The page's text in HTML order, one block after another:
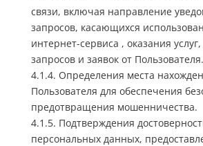
связи, включая направление
запросов, касающихся
интернет-сервиса , оказания
запросов и заявок от Пользователя.
4.1.4. Определения места
Пользователя для обеспечения
предотвращения мошенничества.
4.1.5. Подтверждения
персональных данных,